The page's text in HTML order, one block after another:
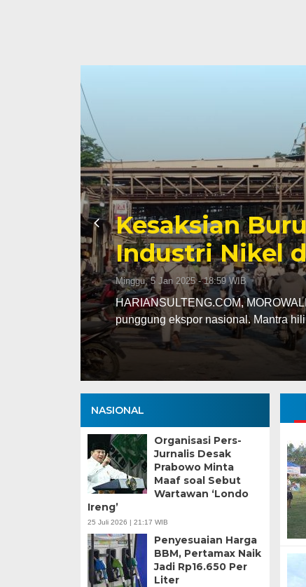
Potret Buram
mendapat citra positif sebagai tulang
NASIONAL
Organisasi Pers-
Jurnalis Desak
Prabowo Minta
Maaf soal Sebut
Wartawan ‘Londo
Ireng’
25 Juli 2026 | 21:17 WIB
Penyesuaian Harga
BBM, Pertamax Naik
Jadi Rp16.650 Per
Liter